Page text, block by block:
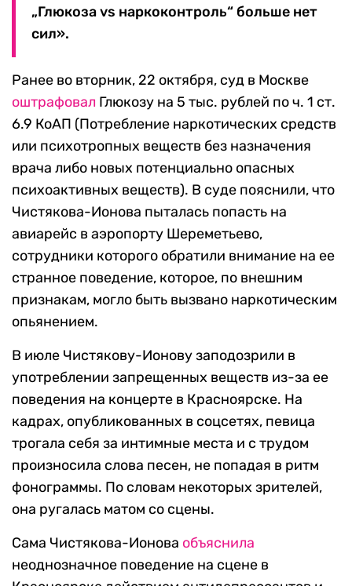
„Глюкоза vs наркоконтроль“ больше нет
сил».
Ранее во вторник, 22 октября, суд в Москве
оштрафовал Глюкозу на 5 тыс. рублей по ч. 1 ст.
6.9 КоАП (Потребление наркотических средств
или психотропных веществ без назначения
врача либо новых потенциально опасных
психоактивных веществ). В суде пояснили, что
Чистякова-Ионова пыталась попасть на
авиарейс в аэропорту Шереметьево,
сотрудники которого обратили внимание на ее
странное поведение, которое, по внешним
признакам, могло быть вызвано наркотическим
опьянением.
В июле Чистякову-Ионову заподозрили в
употреблении запрещенных веществ из-за ее
поведения на концерте в Красноярске. На
кадрах, опубликованных в соцсетях, певица
трогала себя за интимные места и с трудом
произносила слова песен, не попадая в ритм
фонограммы. По словам некоторых зрителей,
она ругалась матом со сцены.
Сама Чистякова-Ионова объяснила
неоднозначное поведение на сцене в